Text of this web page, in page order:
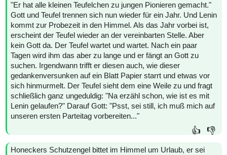
"Er hat alle kleinen Teufelchen zu jungen Pionieren gemacht."
Gott und Teufel trennen sich nun wieder für ein Jahr. Und Lenin
kommt zur Probezeit in den Himmel. Als das Jahr vorbei ist,
erscheint der Teufel wieder an der vereinbarten Stelle. Aber
kein Gott da. Der Teufel wartet und wartet. Nach ein paar
Tagen wird ihm das aber zu lange und er fängt an Gott zu
suchen. Irgendwann trifft er diesen auch, wie dieser
gedankenversunken auf ein Blatt Papier starrt und etwas vor
sich hinmurmelt. Der Teufel sieht dem eine Weile zu und fragt
schließlich ganz ungeduldig: "Na erzähl schon, wie ist es mit
Lenin gelaufen?" Darauf Gott: "Psst, sei still, ich muß mich auf
unseren ersten Parteitag vorbereiten..."
👍 👎
Honeckers Schutzengel bittet im Himmel um Urlaub, er sei